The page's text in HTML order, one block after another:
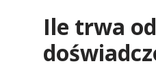
Ile trwa